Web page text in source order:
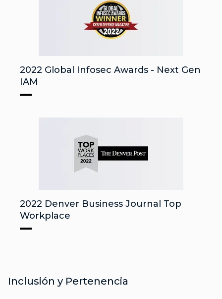
2022 Global Infosec Awards - Next Gen
IAM
2022 Denver Business Journal Top
Workplace
Inclusión y Pertenencia